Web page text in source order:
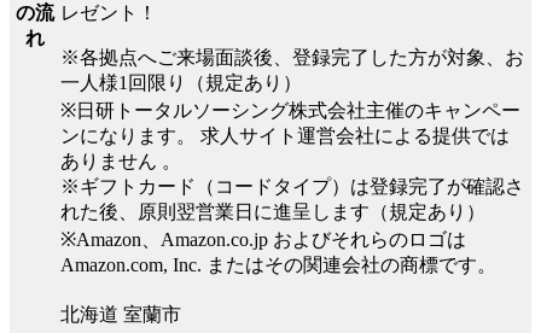
の流
れ
レゼント！
※各拠点へご来場面談後、登録完了した方が対象、お
一人様1回限り（規定あり）
※日研トータルソーシング株式会社主催のキャンペー
ンになります。 求人サイト運営会社による提供では
ありません 。
※ギフトカード（コードタイプ）は登録完了が確認さ
れた後、原則翌営業日に進呈します（規定あり）
※Amazon、Amazon.co.jp およびそれらのロゴは
Amazon.com, Inc. またはその関連会社の商標です。
北海道 室蘭市